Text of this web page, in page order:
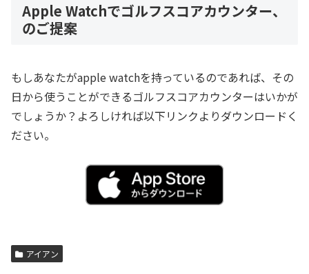
Apple Watchでゴルフスコアカウンター、
のご提案
もしあなたがapple watchを持っているのであれば、その
日から使うことができるゴルフスコアカウンターはいかが
でしょうか？よろしければ以下リンクよりダウンロードく
ださい。
アイアン